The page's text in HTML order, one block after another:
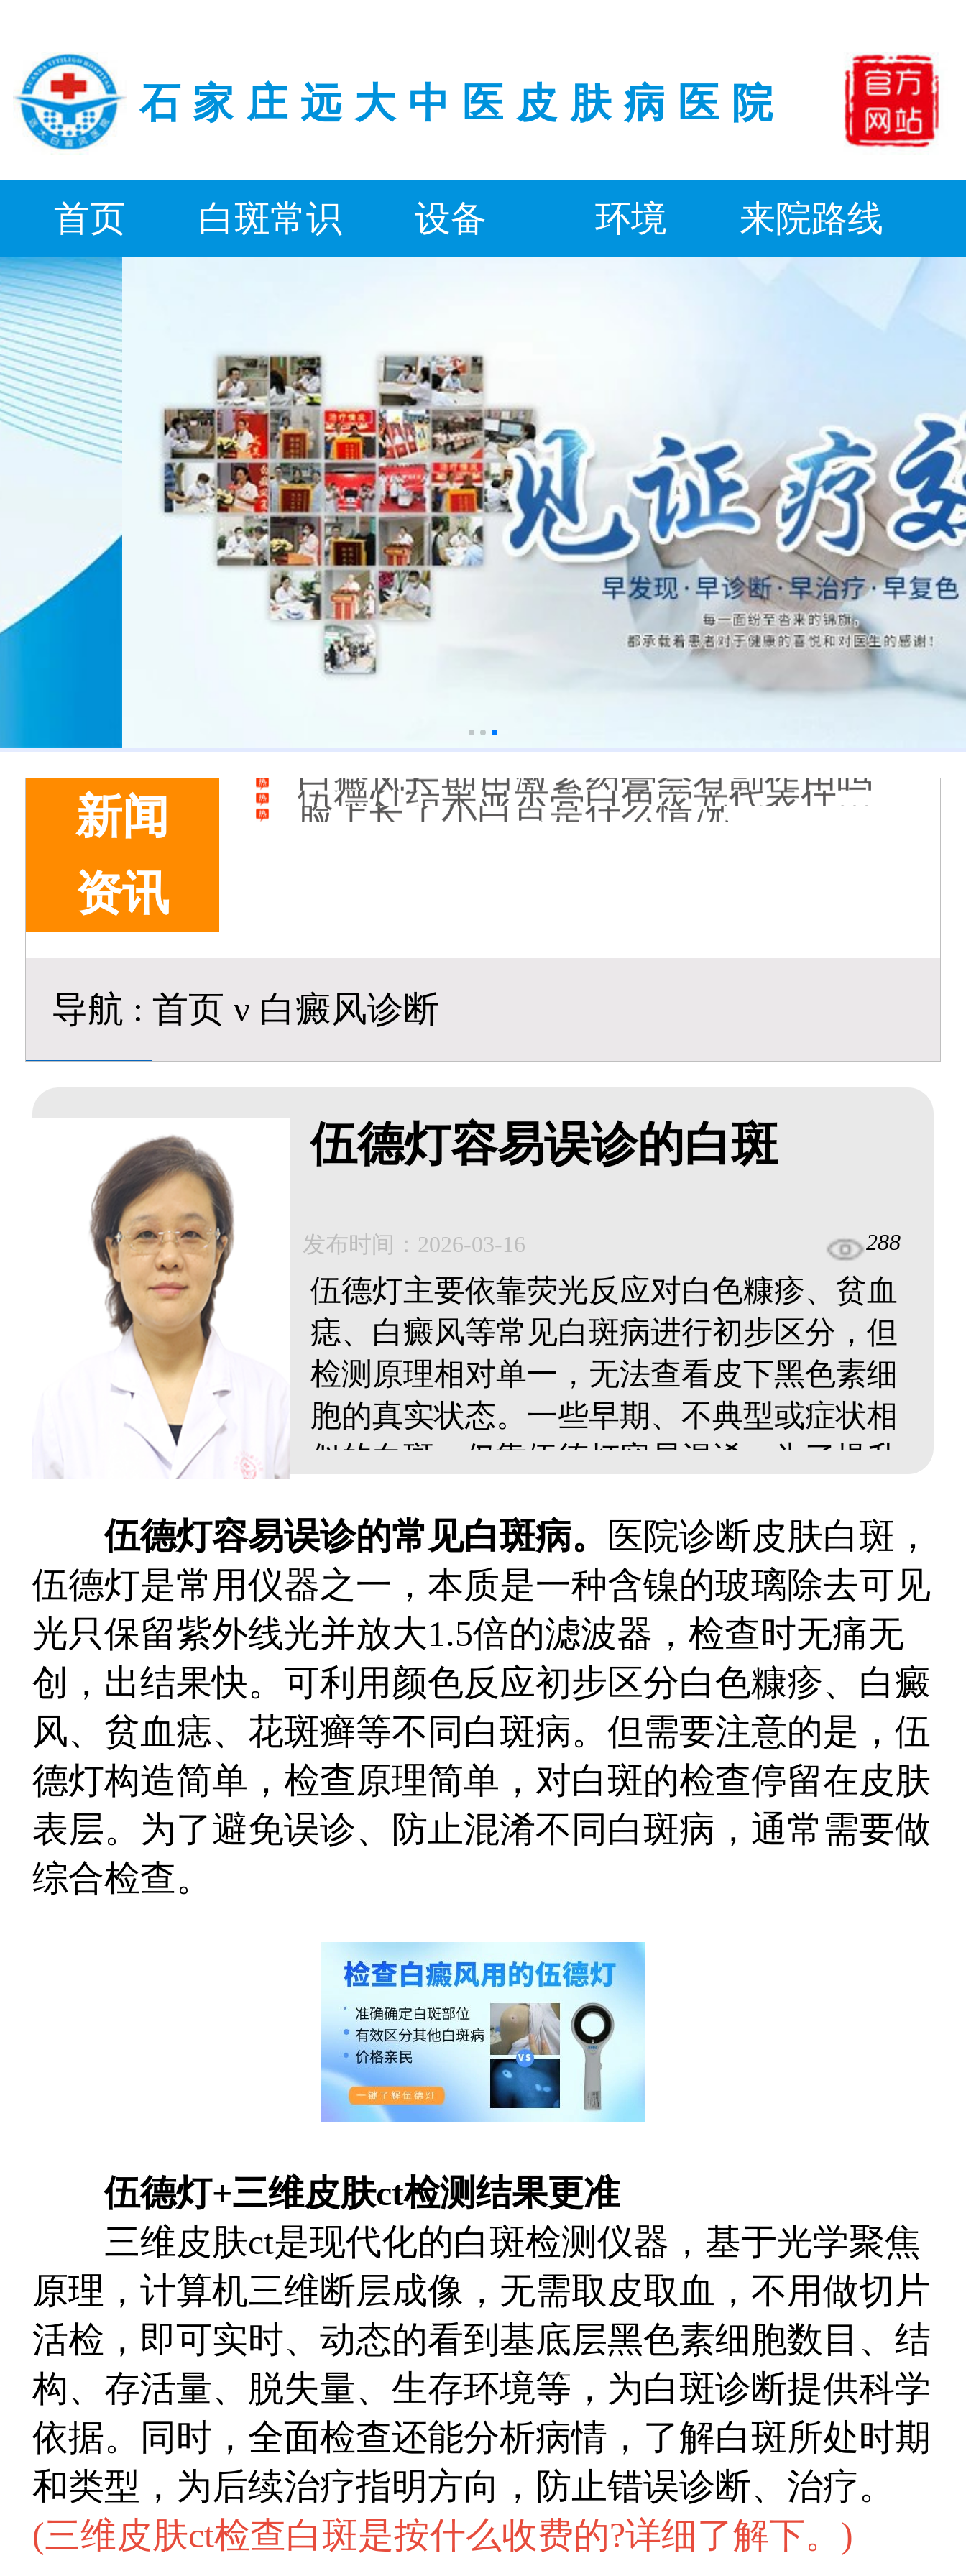
石家庄远大中医皮肤病医院
首页 白斑常识 设备 环境 来院路线
新闻
资讯
白癜风长期用激素药膏会有副作用吗
伍德灯结果显示亮白色荧光代表什么意思
脸上长了小白点是什么情况
白癜风用芦可替尼乳膏多久能恢复正常色
身体黑色素缺失是什么原因造成的
初期白癜风和白色糠疹怎么肉眼区分
导航 : 首页 ν 白癜风诊断
伍德灯容易误诊的白斑
发布时间：2026-03-16 288
伍德灯主要依靠荧光反应对白色糠疹、贫血
痣、白癜风等常见白斑病进行初步区分，但
检测原理相对单一，无法查看皮下黑色素细
胞的真实状态。一些早期、不典型或症状相
似的白斑，仅靠伍德灯容易混淆。为了提升
配三维皮肤CT进行综合检查，观测黑色素细
胞数量与受损情况，从而得出更可靠的诊断
结果。...
伍德灯容易误诊的常见白斑病。
医院诊断皮肤白斑，
伍德灯是常用仪器之一，本质是一种含镍的玻璃除去可见
光只保留紫外线光并放大1.5倍的滤波器，检查时无痛无
创，出结果快。可利用颜色反应初步区分白色糠疹、白癜
风、贫血痣、花斑癣等不同白斑病。但需要注意的是，伍
德灯构造简单，检查原理简单，对白斑的检查停留在皮肤
表层。为了避免误诊、防止混淆不同白斑病，通常需要做
综合检查。
伍德灯+三维皮肤ct检测结果更准
三维皮肤ct是现代化的白斑检测仪器，基于光学聚焦
原理，计算机三维断层成像，无需取皮取血，不用做切片
活检，即可实时、动态的看到基底层黑色素细胞数目、结
构、存活量、脱失量、生存环境等，为白斑诊断提供科学
依据。同时，全面检查还能分析病情，了解白斑所处时期
和类型，为后续治疗指明方向，防止错误诊断、治疗。
(三维皮肤ct检查白斑是按什么收费的?详细了解下。 )